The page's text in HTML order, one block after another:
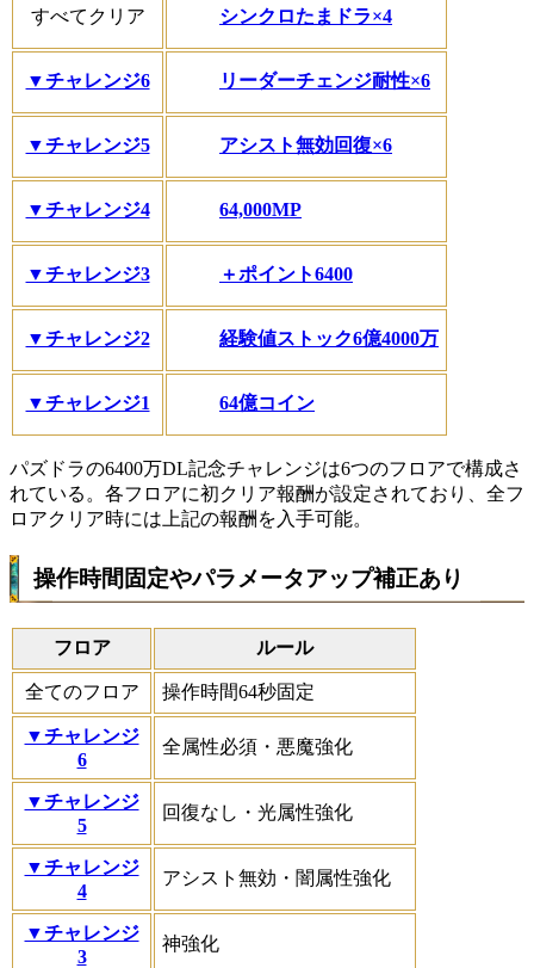
すべてクリア シンクロたまドラ×4
▼チャレンジ6 リーダーチェンジ耐性×6
▼チャレンジ5 アシスト無効回復×6
▼チャレンジ4 64,000MP
▼チャレンジ3 ＋ポイント6400
▼チャレンジ2 経験値ストック6億4000万
▼チャレンジ1 64億コイン
パズドラの6400万DL記念チャレンジは6つのフロアで構成さ
れている。各フロアに初クリア報酬が設定されており、全フ
ロアクリア時には上記の報酬を入手可能。
操作時間固定やパラメータアップ補正あり
フロア ルール
全てのフロア 操作時間64秒固定
▼チャレンジ
6
全属性必須・悪魔強化
▼チャレンジ
5
回復なし・光属性強化
▼チャレンジ
4
アシスト無効・闇属性強化
▼チャレンジ
3
神強化